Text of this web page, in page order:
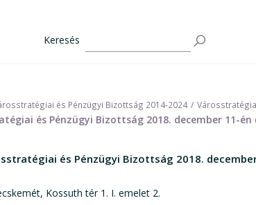
Keresés
és Pénzügyi Bizottság 2014-2024
és Pénzügyi Bizottság 2018. december 11-
és Pénzügyi Bizottság 2018.
Kossuth tér 1. I. emelet 2.